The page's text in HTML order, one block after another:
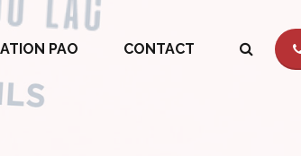
PAO CONTACT